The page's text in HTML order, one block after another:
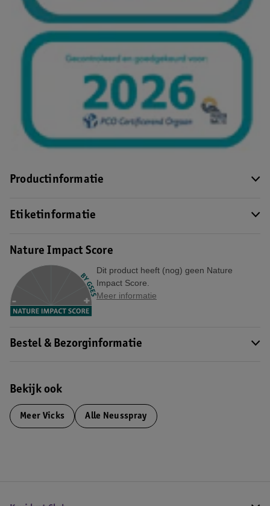
Productinformatie
Etiketinformatie
Nature Impact Score
Dit product heeft (nog) geen Nature
Impact Score.
Meer informatie
Bestel & Bezorginformatie
Bekijk ook
Meer Vicks Alle Neusspray